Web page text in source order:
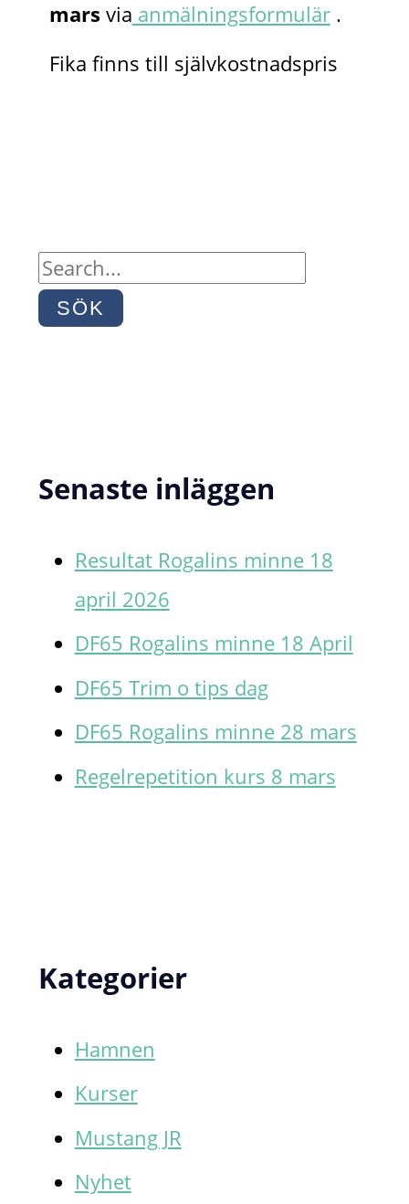
mars via anmälningsformulär.
Fika finns till självkostnadspris
S
e
Senaste inläggen
Resultat Rogalins minne 18
april 2026
DF65 Rogalins minne 18 April
DF65 Trim o tips dag
DF65 Rogalins minne 28 mars
Regelrepetition kurs 8 mars
Kategorier
Hamnen
Kurser
Mustang JR
Nyhet